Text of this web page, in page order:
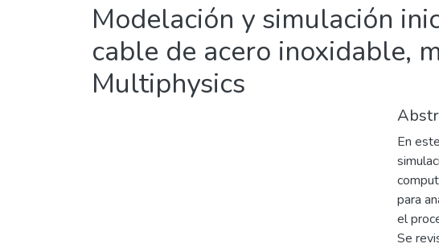
Modelación y simulación
cable de acero inoxidable,
Multiphysics
En
para
el
Se